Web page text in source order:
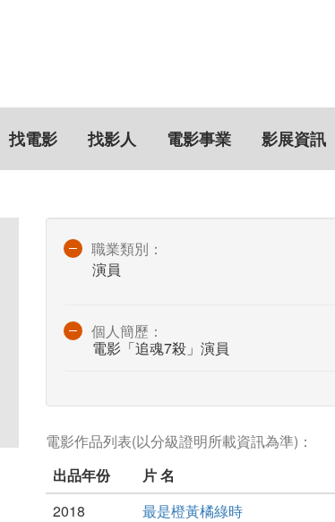
找電影 找影人 電影事業 影展資訊
職業類別：
演員
個人簡歷：
電影「追魂7殺」演員
電影作品列表(以分級證明所載資訊為準)：
出品年份
片 名
2018
最是橙黃橘綠時